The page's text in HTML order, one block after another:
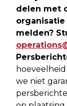
delen met
melden?
we niet